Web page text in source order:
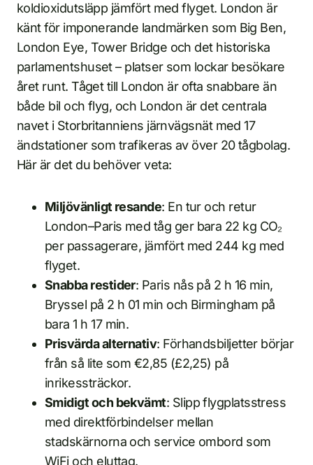
koldioxidutsläpp jämfört med flyget. London är
känt för imponerande landmärken som Big Ben,
London Eye, Tower Bridge och det historiska
parlamentshuset – platser som lockar besökare
året runt. Tåget till London är ofta snabbare än
både bil och flyg, och London är det centrala
navet i Storbritanniens järnvägsnät med 17
ändstationer som trafikeras av över 20 tågbolag.
Här är det du behöver veta:
Miljövänligt resande: En tur och retur
London–Paris med tåg ger bara 22 kg CO₂
per passagerare, jämfört med 244 kg med
flyget.
Snabba restider: Paris nås på 2 h 16 min,
Bryssel på 2 h 01 min och Birmingham på
bara 1 h 17 min.
Prisvärda alternativ: Förhandsbiljetter börjar
från så lite som €2,85 (£2,25) på
inrikessträckor.
Smidigt och bekvämt: Slipp flygplatsstress
med direktförbindelser mellan
stadskärnorna och service ombord som
WiFi och eluttag.